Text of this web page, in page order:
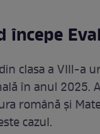
începe
clasa a VIII-a
în anul 2025.
română și
cazul.